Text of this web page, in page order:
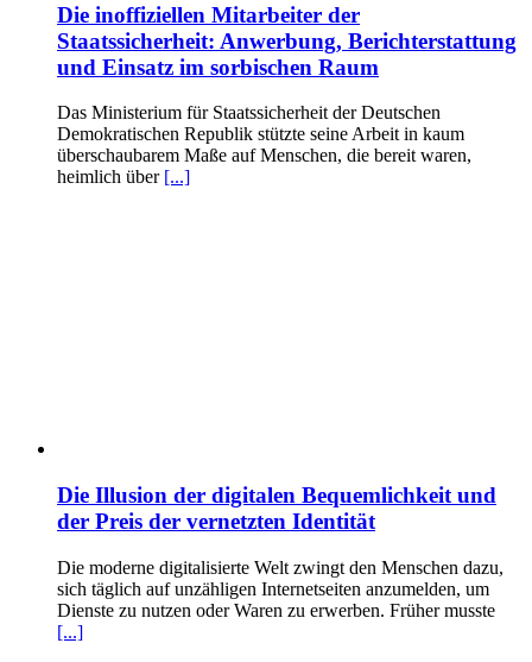
Die inoffiziellen Mitarbeiter der
Staatssicherheit: Anwerbung, Berichterstattung
und Einsatz im sorbischen Raum
Das Ministerium für Staatssicherheit der Deutschen
Demokratischen Republik stützte seine Arbeit in kaum
überschaubarem Maße auf Menschen, die bereit waren,
heimlich über [...]
Die Illusion der digitalen Bequemlichkeit und
der Preis der vernetzten Identität
Die moderne digitalisierte Welt zwingt den Menschen dazu,
sich täglich auf unzähligen Internetseiten anzumelden, um
Dienste zu nutzen oder Waren zu erwerben. Früher musste
[...]